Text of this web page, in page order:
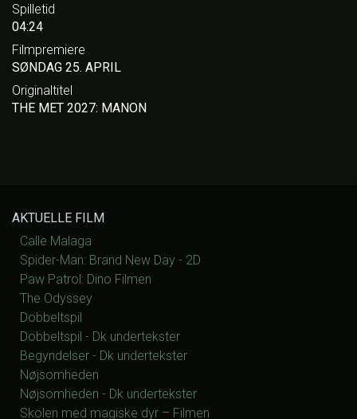
Spilletid
04:24
Filmpremiere
SØNDAG 25. APRIL
Originaltitel
THE MET 2027: MANON
AKTUELLE FILM
Calle Malaga
Spider-Man: Brand New Day - 2D
Paw Patrol: Dino Filmen
The Odyssey
Dobbeltspil
Dobbeltspil - Dk undertekster
Begyndelser - Dk undertekster
Nøjsomheden
Nøjsomheden - Dk undertekster
Skolen med magiske dyr – Filmen